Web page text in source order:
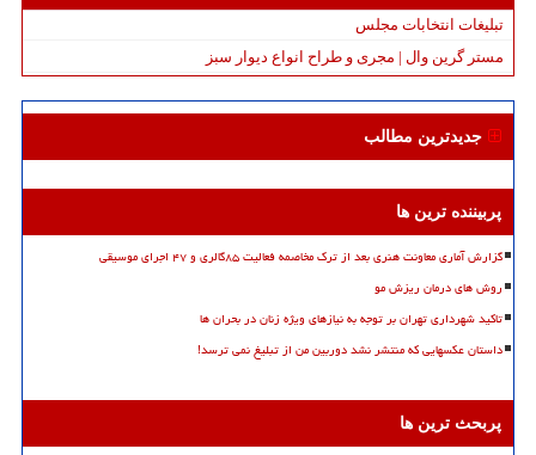
تبلیغات انتخابات مجلس
مستر گرین وال | مجری و طراح انواع دیوار سبز
جدیدترین مطالب
پربیننده ترین ها
گزارش آماری معاونت هنری بعد از ترک مخاصمه فعالیت ۸۵گالری و ۴۷ اجرای موسیقی
روش های درمان ریزش مو
تاکید شهرداری تهران بر توجه به نیازهای ویژه زنان در بحران ها
داستان عکسهایی که منتشر نشد دوربین من از تبلیغ نمی ترسد!
پربحث ترین ها